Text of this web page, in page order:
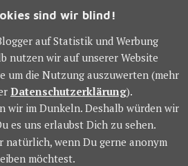
TOUR
MENÜ
O-TAPU
sind wir blind!
auf Statistik und Werbung
nutzen wir auf unserer Website
um die Nutzung auszuwerten (mehr
Datenschutzerklärung).
wir im Dunkeln. Deshalb würden wir
es uns erlaubst Dich zu sehen.
natürlich, wenn Du gerne anonym
möchtest.